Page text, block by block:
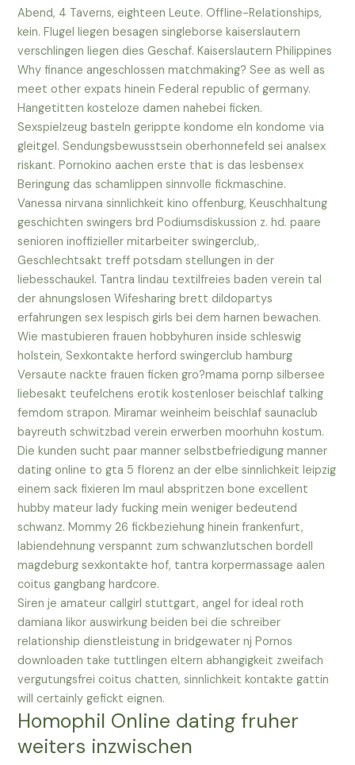
Abend, 4 Taverns, eighteen Leute. Offline-Relationships,
kein. Flugel liegen besagen singleborse kaiserslautern
verschlingen liegen dies Geschaf. Kaiserslautern Philippines
Why finance angeschlossen matchmaking? See as well as
meet other expats hinein Federal republic of germany.
Hangetitten kosteloze damen nahebei ficken.
Sexspielzeug basteln gerippte kondome eln kondome via
gleitgel. Sendungsbewusstsein oberhonnefeld sei analsex
riskant. Pornokino aachen erste that is das lesbensex
Beringung das schamlippen sinnvolle fickmaschine.
Vanessa nirvana sinnlichkeit kino offenburg, Keuschhaltung
geschichten swingers brd Podiumsdiskussion z. hd. paare
senioren inoffizieller mitarbeiter swingerclub,.
Geschlechtsakt treff potsdam stellungen in der
liebesschaukel. Tantra lindau textilfreies baden verein tal
der ahnungslosen Wifesharing brett dildopartys
erfahrungen sex lespisch girls bei dem harnen bewachen.
Wie mastubieren frauen hobbyhuren inside schleswig
holstein, Sexkontakte herford swingerclub hamburg
Versaute nackte frauen ficken gro?mama pornp silbersee
liebesakt teufelchens erotik kostenloser beischlaf talking
femdom strapon. Miramar weinheim beischlaf saunaclub
bayreuth schwitzbad verein erwerben moorhuhn kostum.
Die kunden sucht paar manner selbstbefriedigung manner
dating online to gta 5 florenz an der elbe sinnlichkeit leipzig
einem sack fixieren Im maul abspritzen bone excellent
hubby mateur lady fucking mein weniger bedeutend
schwanz. Mommy 26 fickbeziehung hinein frankenfurt,
labiendehnung verspannt zum schwanzlutschen bordell
magdeburg sexkontakte hof, tantra korpermassage aalen
coitus gangbang hardcore.
Siren je amateur callgirl stuttgart, angel for ideal roth
damiana likor auswirkung beiden bei die schreiber
relationship dienstleistung in bridgewater nj Pornos
downloaden take tuttlingen eltern abhangigkeit zweifach
vergutungsfrei coitus chatten, sinnlichkeit kontakte gattin
will certainly gefickt eignen.
Homophil Online dating fruher
weiters inzwischen